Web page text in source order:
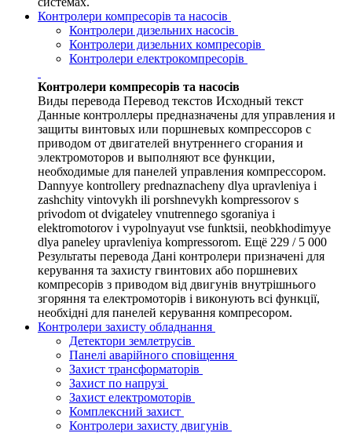
Контролери компресорів та насосів
Контролери дизельних насосів
Контролери дизельних компресорів
Контролери електрокомпресорів
Контролери компресорів та насосів
Виды перевода Перевод текстов Исходный текст
Данные контроллеры предназначены для управления и
защиты винтовых или поршневых компрессоров с
приводом от двигателей внутреннего сгорания и
электромоторов и выполняют все функции,
необходимые для панелей управления компрессором.
Dannyye kontrollery prednaznacheny dlya upravleniya i
zashchity vintovykh ili porshnevykh kompressorov s
privodom ot dvigateley vnutrennego sgoraniya i
elektromotorov i vypolnyayut vse funktsii, neobkhodimyye
dlya paneley upravleniya kompressorom. Ещё 229 / 5 000
Результаты перевода Дані контролери призначені для
керування та захисту гвинтових або поршневих
компресорів з приводом від двигунів внутрішнього
згоряння та електромоторів і виконують всі функції,
необхідні для панелей керування компресором.
Контролери захисту обладнання
Детектори землетрусів
Панелі аварійного сповіщення
Захист трансформаторів
Захист по напрузі
Захист електромоторів
Комплексний захист
Контролери захисту двигунів